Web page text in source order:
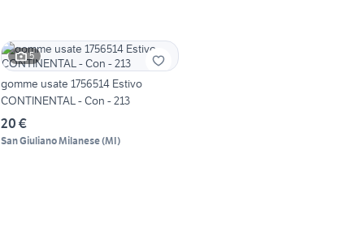
5
gomme usate 1756514 Estivo
CONTINENTAL - Con - 213
20 €
San Giuliano Milanese(MI)